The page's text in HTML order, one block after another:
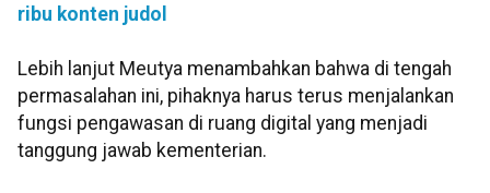
ribu konten judol
Lebih lanjut Meutya menambahkan bahwa di tengah
permasalahan ini, pihaknya harus terus menjalankan
fungsi pengawasan di ruang digital yang menjadi
tanggung jawab kementerian.